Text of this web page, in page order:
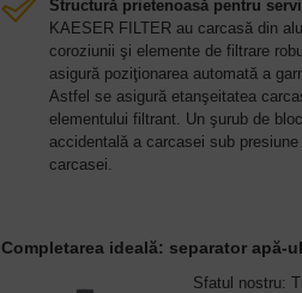
Structură prietenoasă pentru
KAESER FILTER au carcasă din
coroziunii şi elemente de filtrare
asigură poziţionarea automată a
Astfel se asigură etanşeitatea
elementului filtrant. Un şurub de
accidentală a carcasei sub
carcasei.
Completarea ideală: separator apă-
Sfatul nostru: